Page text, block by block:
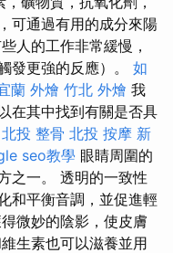
可通過有用的成分來陽
人的工作非常緩慢，
發更強的反應）。 如
蘭 外燴 竹北 外燴 我
在其中找到有關是否具
北投 整骨 北投 按摩 新
seo教學 眼睛周圍的
之一。 透明的一致性
和平衡音調，並促進輕
微妙的陰影，使皮膚
生素也可以滋養並用